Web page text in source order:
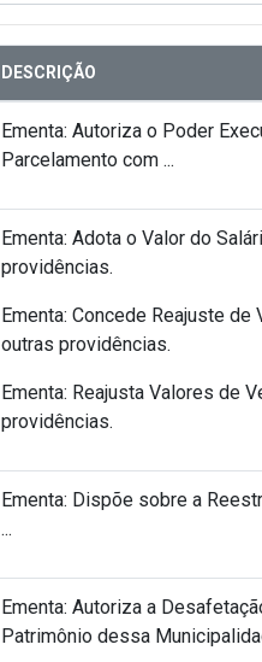
DESCRIÇÃO
Ementa: Autoriza o Poder
Parcelamento com ...
Ementa: Adota o Valor do
providências.
Ementa: Concede Reajuste
outras providências.
Ementa: Reajusta Valores de
providências.
Ementa: Dispõe sobre a
...
Ementa: Autoriza a
Patrimônio dessa